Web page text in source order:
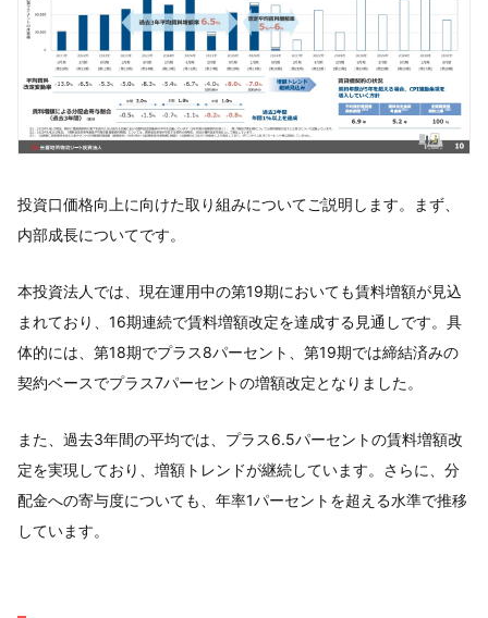
投資口価格向上に向けた取り組みについてご説明します。まず、
内部成長についてです。
本投資法人では、現在運用中の第19期においても賃料増額が見込
まれており、16期連続で賃料増額改定を達成する見通しです。具
体的には、第18期でプラス8パーセント、第19期では締結済みの
契約ベースでプラス7パーセントの増額改定となりました。
また、過去3年間の平均では、プラス6.5パーセントの賃料増額改
定を実現しており、増額トレンドが継続しています。さらに、分
配金への寄与度についても、年率1パーセントを超える水準で推移
しています。